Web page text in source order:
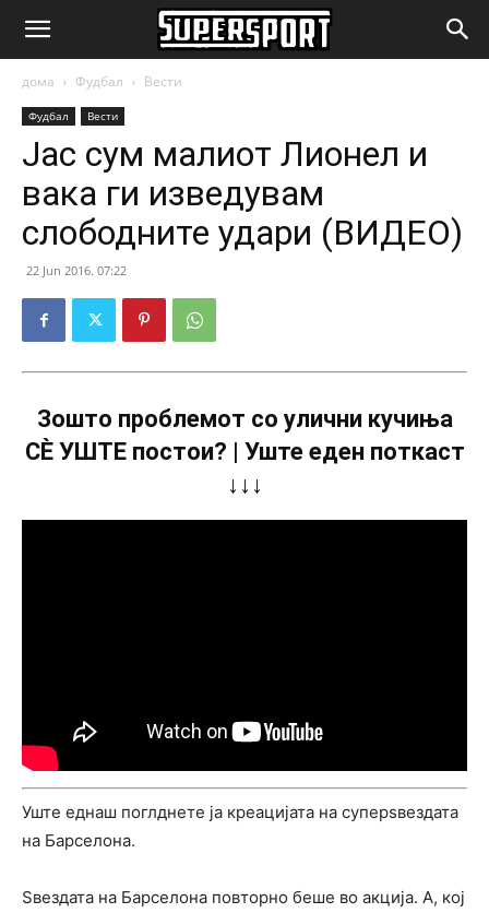
SuperSport.mk
дома Фудбал Вести
Фудбал Вести
Јас сум малиот Лионел и
вака ги изведувам
слободните удари (ВИДЕО)
22 Jun 2016. 07:22
Зошто проблемот со улични кучиња
СÈ УШТЕ постои? | Уште еден поткаст
↓↓↓
Уште еднаш поглднете ја креацијата на суперѕвездата
на Барселона.
Ѕвездата на Барселона повторно беше во акција. А, кој